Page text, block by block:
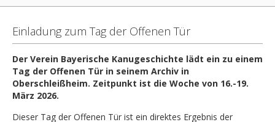
Einladung zum Tag der Offenen Tür
Der Verein Bayerische Kanugeschichte lädt ein zu einem
Tag der Offenen Tür in seinem Archiv in
Oberschleißheim. Zeitpunkt ist die Woche von 16.-19.
März 2026.
Dieser Tag der Offenen Tür ist ein direktes Ergebnis der